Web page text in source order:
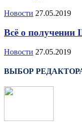
Новости 27.05.2019
Всё о получении
Новости 27.05.2019
ВЫБОР